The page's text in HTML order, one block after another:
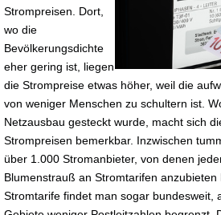
Strompreisen. Dort,
wo die
Bevölkerungsdichte
eher gering ist, liegen
die Strompreise etwas höher, weil die
von weniger Menschen zu schultern ist.
Netzausbau gesteckt wurde, macht sich
Strompreisen bemerkbar. Inzwischen
über 1.000 Stromanbieter, von denen
Blumenstrauß an Stromtarifen anzubieten
Stromtarife findet man sogar bundesweit,